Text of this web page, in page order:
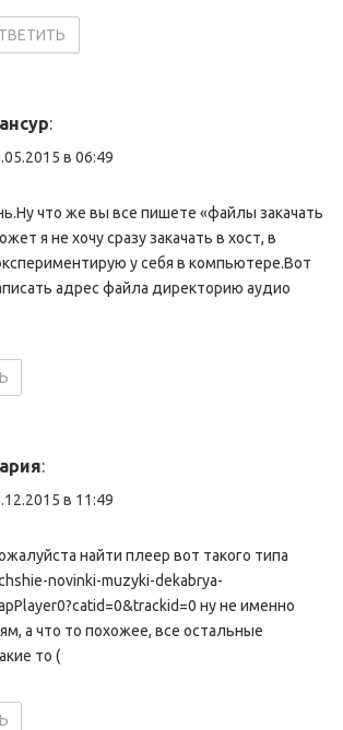
:
в 06:49
что же вы все пишете «файлы закачать
я не хочу сразу закачать в хост, в
у себя в компьютере.Вот
адрес файла директорию аудио
:
в 11:49
найти плеер вот такого типа
novinki-muzyki-dekabrya-
ну не именно
а что то похожее, все остальные
то (